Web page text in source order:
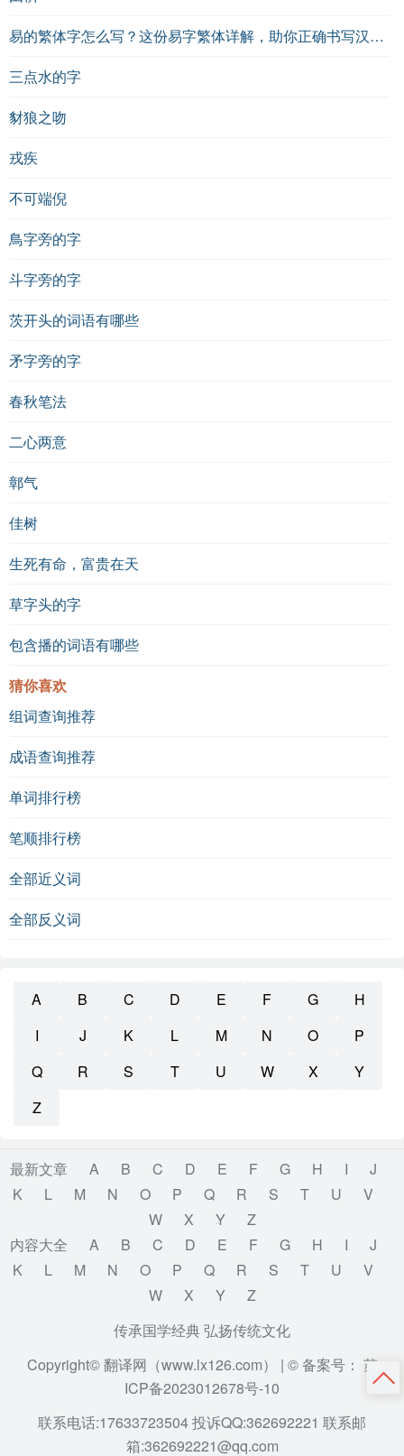
易的繁体字怎么写？这份易字繁体详解，助你正确书写汉字_汉字繁体学习
三点水的字
豺狼之吻
戎疾
不可端倪
鳥字旁的字
斗字旁的字
茨开头的词语有哪些
矛字旁的字
春秋笔法
二心两意
鄣气
佳树
生死有命，富贵在天
草字头的字
包含播的词语有哪些
猜你喜欢
组词查询推荐
成语查询推荐
单词排行榜
笔顺排行榜
全部近义词
全部反义词
A B C D E F G
H
I
J K L M N O
P
Q
R S T U W X
Y
Z
最新文章 A B C D E F G H I
J
K
L M N O P Q R S T U
V
W
X Y
Z
内容大全
A B C D E F G H I
J
K
L M N O P Q R S T U
V
W
X Y
Z
传承国学经典 弘扬传统文化
Copyright© 翻译网（www.lx126.com） | © 备案号： 苏
ICP备2023012678号-10
联系电话:17633723504 投诉QQ:362692221 联系邮
箱:362692221@qq.com